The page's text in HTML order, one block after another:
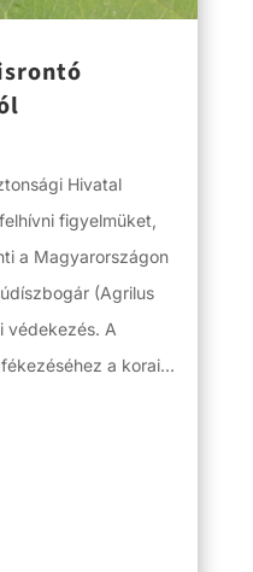
Hivatal
figyelmüket,
a Magyarországon
(Agrilus
védekezés. A
a korai...